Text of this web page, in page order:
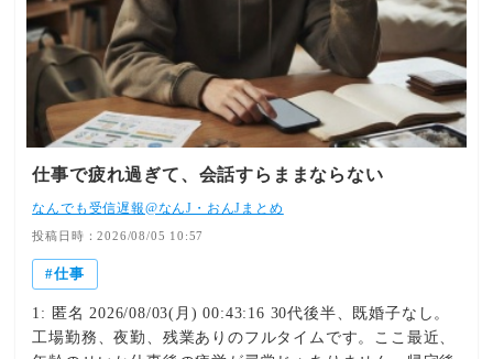
仕事で疲れ過ぎて、会話すらままならない
なんでも受信遅報@なんJ・おんJまとめ
投稿日時：2026/08/05 10:57
仕事
1: 匿名 2026/08/03(月) 00:43:16 30代後半、既婚子なし。
工場勤務、夜勤、残業ありのフルタイムです。ここ最近、